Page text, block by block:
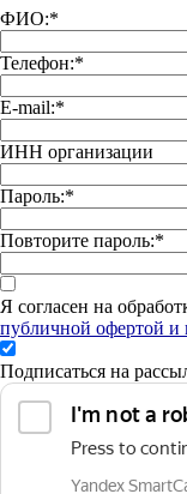
ФИО:*
Телефон:*
E-mail:*
ИНН организации
Пароль:*
Повторите пароль:*
Я согласен на
публичной офертой и
Подписаться на